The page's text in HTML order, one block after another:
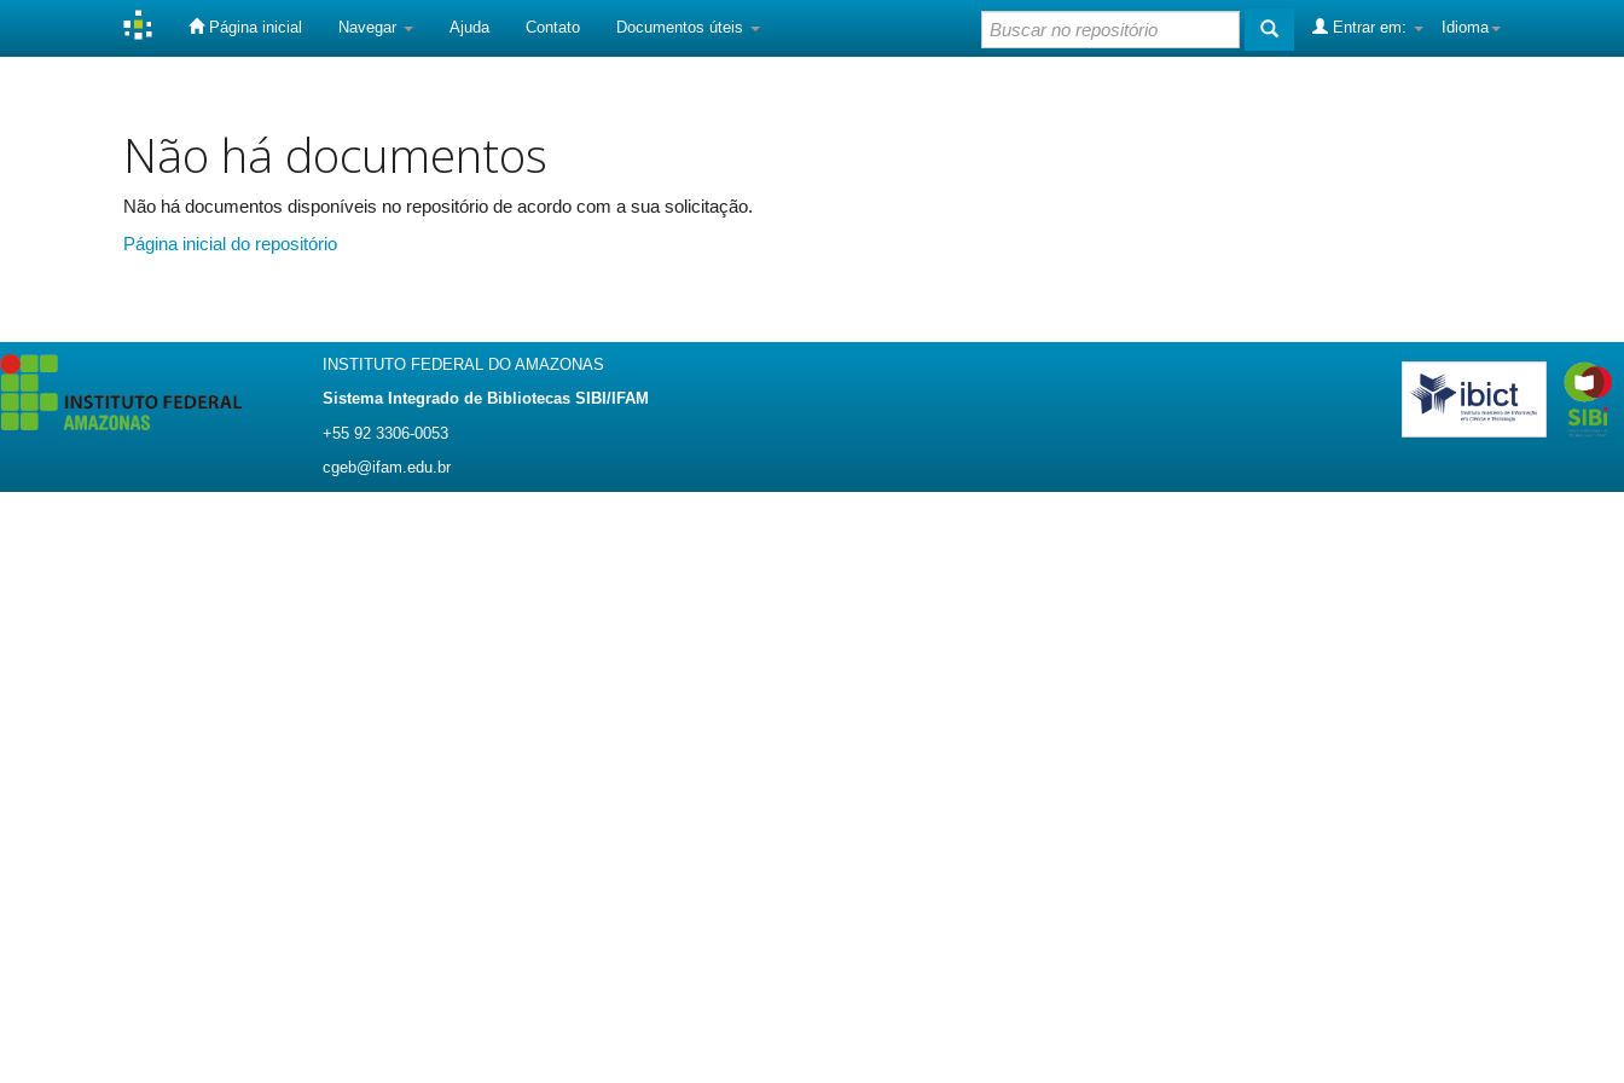
Página inicial Navegar Ajuda Contato Documentos úteis Idioma
Entrar em:
Não há documentos
Não há documentos disponíveis no repositório de acordo com a sua solicitação.
Página inicial do repositório
INSTITUTO FEDERAL DO AMAZONAS
Sistema Integrado de Bibliotecas SIBI/IFAM
+55 92 3306-0053
cgeb@ifam.edu.br